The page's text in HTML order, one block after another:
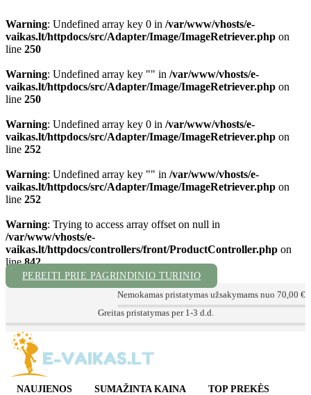
Warning: Undefined array key 0 in /var/www/vhosts/e-
vaikas.lt/httpdocs/src/Adapter/Image/ImageRetriever.php on
line 250
Warning: Undefined array key "" in /var/www/vhosts/e-
vaikas.lt/httpdocs/src/Adapter/Image/ImageRetriever.php on
line 250
Warning: Undefined array key 0 in /var/www/vhosts/e-
vaikas.lt/httpdocs/src/Adapter/Image/ImageRetriever.php on
line 252
Warning: Undefined array key "" in /var/www/vhosts/e-
vaikas.lt/httpdocs/src/Adapter/Image/ImageRetriever.php on
line 252
Warning: Trying to access array offset on null in
/var/www/vhosts/e-
vaikas.lt/httpdocs/controllers/front/ProductController.php on
line842
PEREITI PRIE PAGRINDINIO TURINIO
Nemokamas pristatymas užsakymams nuo 70,00 €
Greitas pristatymas per 1-3 d.d.
NAUJIENOS SUMAŽINTA KAINA TOP PREKĖS